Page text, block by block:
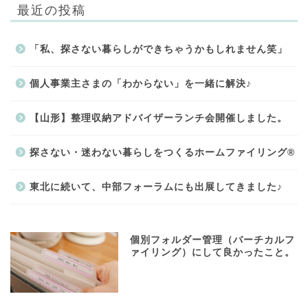
最近の投稿
「私、探さない暮らしができちゃうかもしれません笑」
個人事業主さまの「わからない」を一緒に解決♪
【山形】整理収納アドバイザーランチ会開催しました。
探さない・迷わない暮らしをつくるホームファイリング®
東北に続いて、中部フォーラムにも出展してきました♪
個別フォルダー管理（バーチカルフ
ァイリング）にして良かったこと。